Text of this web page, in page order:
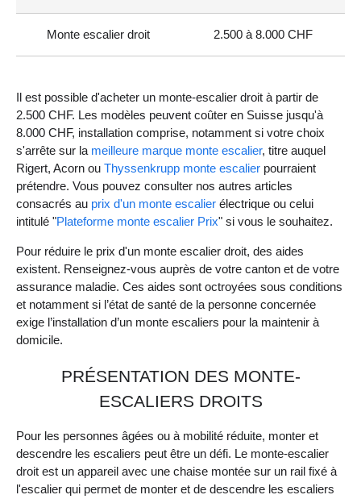
Monte escalier droit 2.500 à 8.000 CHF
Il est possible d'acheter un monte-escalier droit à partir de
2.500 CHF. Les modèles peuvent coûter en Suisse jusqu'à
8.000 CHF, installation comprise, notamment si votre choix
s'arrête sur la meilleure marque monte escalier, titre auquel
Rigert, Acorn ou Thyssenkrupp monte escalier pourraient
prétendre. Vous pouvez consulter nos autres articles
consacrés au prix d'un monte escalier électrique ou celui
intitulé "Plateforme monte escalier Prix" si vous le souhaitez.
Pour réduire le prix d'un monte escalier droit, des aides
existent. Renseignez-vous auprès de votre canton et de votre
assurance maladie. Ces aides sont octroyées sous conditions
et notamment si l’état de santé de la personne concernée
exige l’installation d’un monte escaliers pour la maintenir à
domicile.
PRÉSENTATION DES MONTE-
ESCALIERS DROITS
Pour les personnes âgées ou à mobilité réduite, monter et
descendre les escaliers peut être un défi. Le monte-escalier
droit est un appareil avec une chaise montée sur un rail fixé à
l'escalier qui permet de monter et de descendre les escaliers